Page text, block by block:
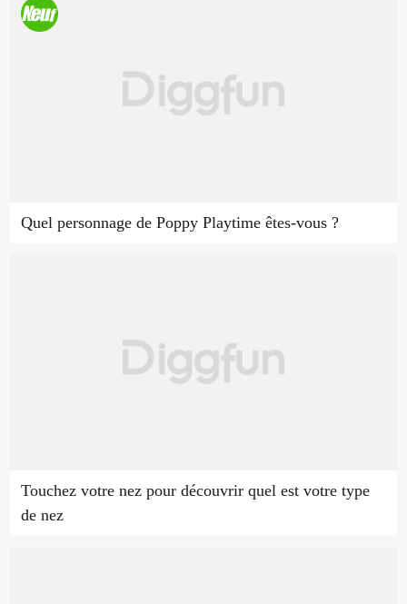
Quel personnage de Poppy Playtime êtes-vous ?
Touchez votre nez pour découvrir quel est votre type
de nez